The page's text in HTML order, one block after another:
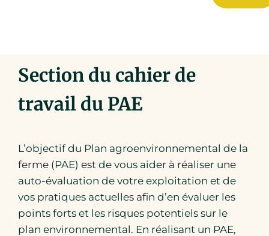
07:00pm - 09:30pm ● TÉLÉCOMMANDE
Oct
Atelier de (PAE) plan
Atelier
22 Florapine Road, Floradale,
Ontario
10:00am - 03:00pm ● Comté : Waterloo ●
Floradale Ontario
Section du cahier de
travail du PAE
L’objectif du Plan agroenvironnemental de la
ferme (PAE) est de vous aider à réaliser une
auto-évaluation de votre exploitation et de
vos pratiques actuelles afin d’en évaluer les
points forts et les risques potentiels sur le
plan environnemental. En réalisant un PAE,